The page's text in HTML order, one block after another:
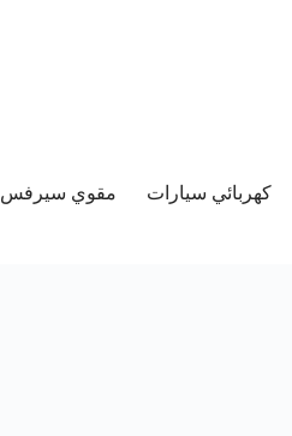
كهربائي سيارات مقوي سيرفس